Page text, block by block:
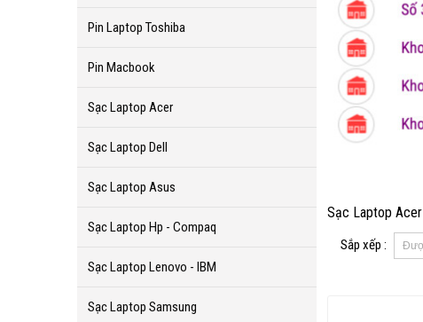
Pin Laptop Toshiba
Pin Macbook
Sạc Laptop Acer
Sạc Laptop Dell
Sạc Laptop Asus
Sạc Laptop Hp - Compaq
Sạc Laptop Lenovo - IBM
Sạc Laptop Samsung
Sạc Laptop Acer
Sắp xếp :